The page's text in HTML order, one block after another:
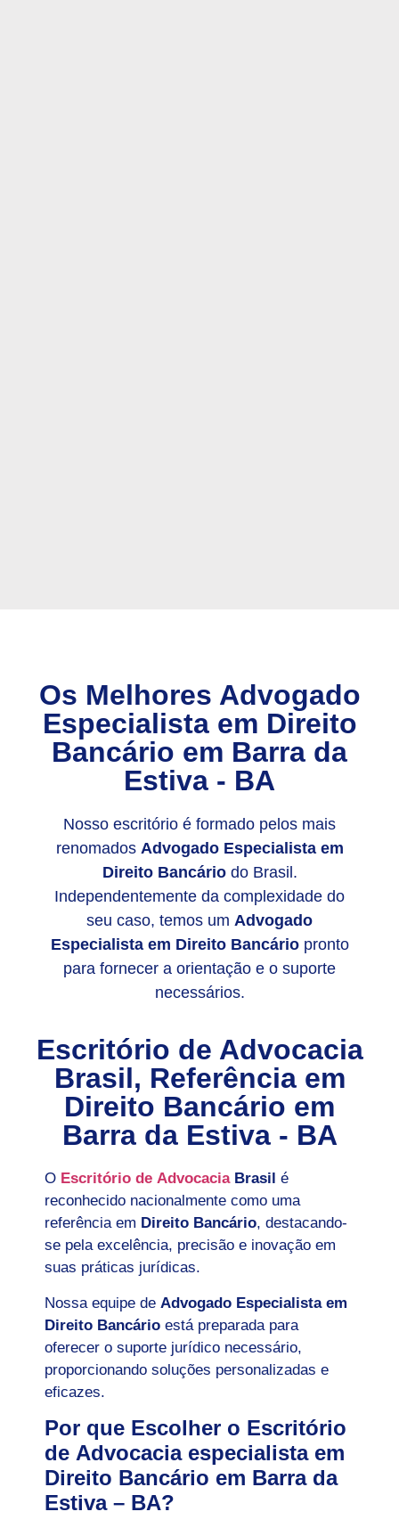
Os Melhores Advogado
Especialista em Direito
Bancário em Barra da
Estiva - BA
Nosso escritório é formado pelos mais
renomados Advogado Especialista em
Direito Bancáriodo Brasil.
Independentemente da complexidade do
seu caso, temos um Advogado
Especialista em Direito Bancáriopronto
para fornecer a orientação e o suporte
necessários.
Escritório de Advocacia
Brasil, Referência em
Direito Bancário em
Barra da Estiva - BA
O Escritório de AdvocaciaBrasil é
reconhecido nacionalmente como uma
referência em Direito Bancário, destacando-
se pela excelência, precisão e inovação em
suas práticas jurídicas.
Nossa equipe de Advogado Especialista em
Direito Bancário está preparada para
oferecer o suporte jurídico necessário,
proporcionando soluções personalizadas e
eficazes.
Por que Escolher o Escritório
de Advocacia especialista em
Direito Bancário em Barra da
Estiva – BA?